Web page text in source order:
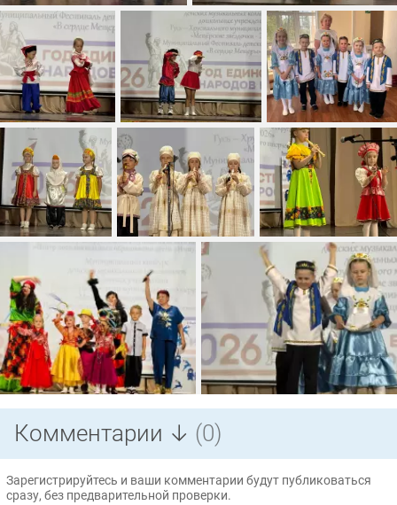
Комментарии ↓ (0)
Зарегистрируйтесь и ваши комментарии будут публиковаться
сразу, без предварительной проверки.